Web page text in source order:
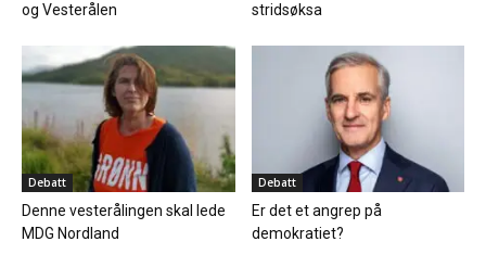
og Vesterålen
stridsøksa
Debatt
Denne vesterålingen skal lede
MDG Nordland
Debatt
Er det et angrep på
demokratiet?